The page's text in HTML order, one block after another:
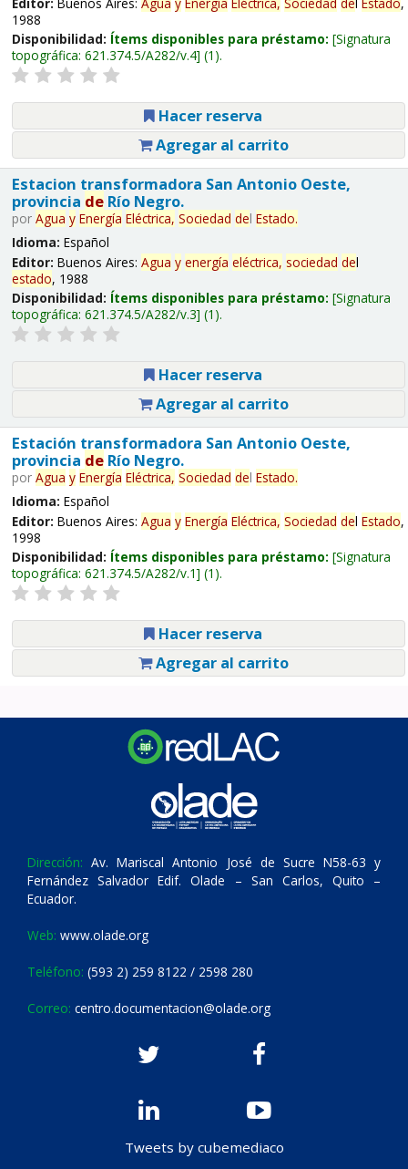
1988
Disponibilidad: Ítems disponibles para préstamo: Signatura
topográfica: 621.374.5/A282/v.4 (1).
Hacer reserva
Agregar al carrito
Estacion transformadora San Antonio Oeste,
provincia deRío Negro.
por Agua y Energía Eléctrica, Sociedad del Estado.
Idioma: Español
Editor: Buenos Aires: Agua y energía eléctrica, sociedad del
estado, 1988
Disponibilidad: Ítems disponibles para préstamo: Signatura
topográfica: 621.374.5/A282/v.3 (1).
Hacer reserva
Agregar al carrito
Estación transformadora San Antonio Oeste,
provincia deRío Negro.
por Agua y Energía Eléctrica, Sociedad del Estado.
Idioma: Español
Editor: Buenos Aires: Agua y Energía Eléctrica, Sociedad del Estado,
1998
Disponibilidad: Ítems disponibles para préstamo: Signatura
topográfica: 621.374.5/A282/v.1 (1).
Hacer reserva
Agregar al carrito
Dirección: Av. Mariscal Antonio José de Sucre N58-63 y
Fernández Salvador Edif. Olade – San Carlos, Quito –
Ecuador.
Web: www.olade.org
Teléfono: (593 2) 259 8122 / 2598 280
Correo: centro.documentacion@olade.org
Tweets by cubemediaco